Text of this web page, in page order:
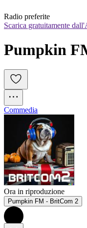
Radio preferite
Scarica gratuitamente
Pumpkin
Commedia
Ora in riproduzione
Pumpkin FM - BritCom 2